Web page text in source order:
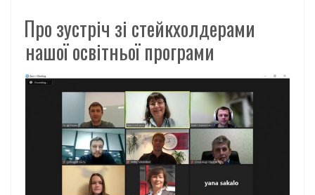
Про зустріч зі стейкхолдерами
нашої освітньої програми